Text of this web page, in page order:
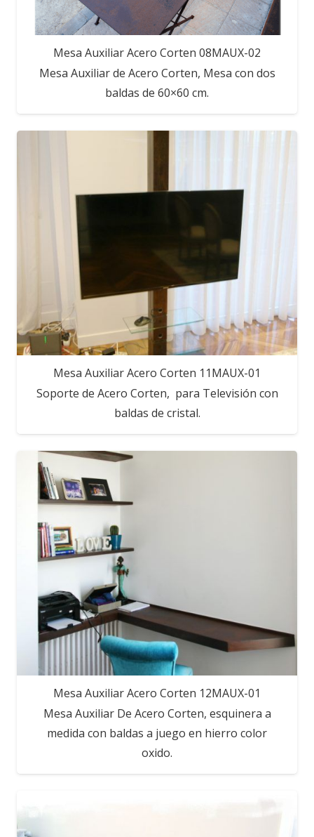
Mesa Auxiliar Acero Corten 08MAUX-02
Mesa Auxiliar de Acero Corten, Mesa con dos
baldas de 60×60 cm.
Mesa Auxiliar Acero Corten 11MAUX-01
Soporte de Acero Corten, para Televisión con
baldas de cristal.
Mesa Auxiliar Acero Corten 12MAUX-01
Mesa Auxiliar De Acero Corten, esquinera a
medida con baldas a juego en hierro color
oxido.